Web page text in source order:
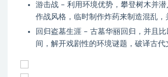
游击战 – 利用环境优势，攀登树木并
作战风格，临时制作炸药来制造混乱，
回归盗墓生涯 – 古墓华丽回归，并且
间，解开戏剧性的环境谜题，破译古